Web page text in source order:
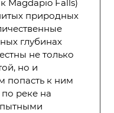
Magdapio Falls)
природных
глубинах
не только
но и
попасть к ним
реке на